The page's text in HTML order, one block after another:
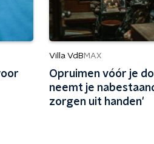
Villa VdB MAX
Opruimen vóór je
neemt je
zorgen uit handen'